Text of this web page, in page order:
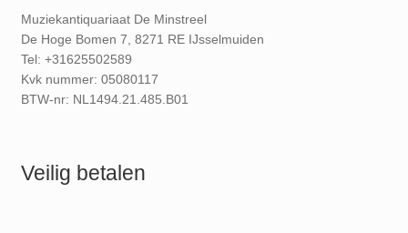
Muziekantiquariaat De Minstreel
De Hoge Bomen 7, 8271 RE IJsselmuiden
Tel: +31625502589
Kvk nummer: 05080117
BTW-nr: NL1494.21.485.B01
Veilig betalen